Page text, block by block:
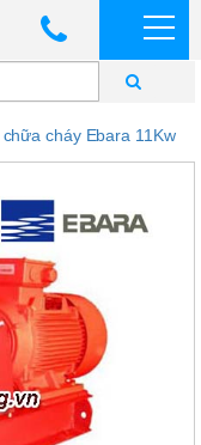
cháy Ebara 11Kw